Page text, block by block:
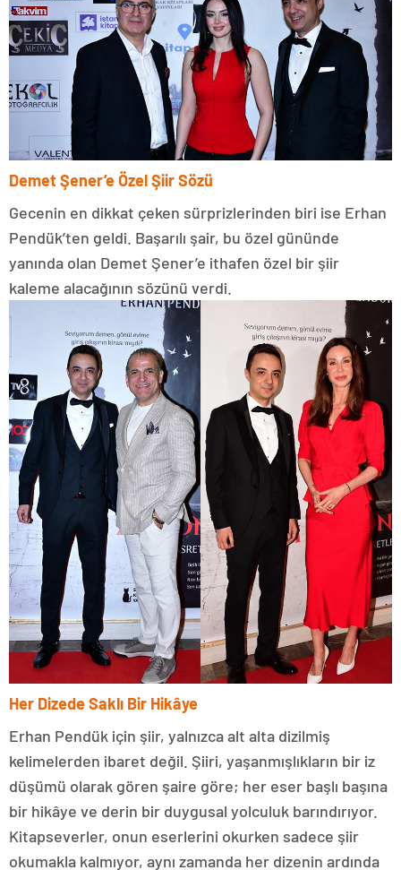
Demet Şener’e Özel Şiir Sözü
Gecenin en dikkat çeken sürprizlerinden biri ise Erhan
Pendük’ten geldi. Başarılı şair, bu özel gününde
yanında olan Demet Şener’e ithafen özel bir şiir
kaleme alacağının sözünü verdi.
Her Dizede Saklı Bir Hikâye
Erhan Pendük için şiir, yalnızca alt alta dizilmiş
kelimelerden ibaret değil. Şiiri, yaşanmışlıkların bir iz
düşümü olarak gören şaire göre; her eser başlı başına
bir hikâye ve derin bir duygusal yolculuk barındırıyor.
Kitapseverler, onun eserlerini okurken sadece şiir
okumakla kalmıyor, aynı zamanda her dizenin ardında